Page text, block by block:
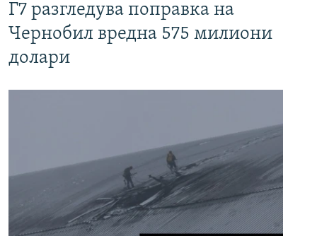
Г7 разгледува поправка на
Чернобил вредна 575 милиони
долари